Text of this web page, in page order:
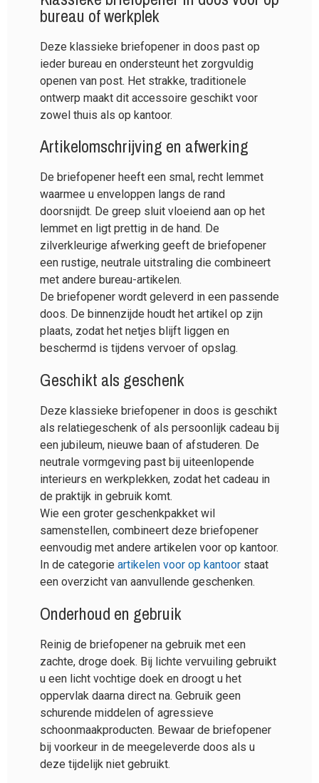
bureau of werkplek
Deze klassieke briefopener in doos past op
ieder bureau en ondersteunt het zorgvuldig
openen van post. Het strakke, traditionele
ontwerp maakt dit accessoire geschikt voor
zowel thuis als op kantoor.
Artikelomschrijving en afwerking
De briefopener heeft een smal, recht lemmet
waarmee u enveloppen langs de rand
doorsnijdt. De greep sluit vloeiend aan op het
lemmet en ligt prettig in de hand. De
zilverkleurige afwerking geeft de briefopener
een rustige, neutrale uitstraling die combineert
met andere bureau-artikelen.
De briefopener wordt geleverd in een passende
doos. De binnenzijde houdt het artikel op zijn
plaats, zodat het netjes blijft liggen en
beschermd is tijdens vervoer of opslag.
Geschikt als geschenk
Deze klassieke briefopener in doos is geschikt
als relatiegeschenk of als persoonlijk cadeau bij
een jubileum, nieuwe baan of afstuderen. De
neutrale vormgeving past bij uiteenlopende
interieurs en werkplekken, zodat het cadeau in
de praktijk in gebruik komt.
Wie een groter geschenkpakket wil
samenstellen, combineert deze briefopener
eenvoudig met andere artikelen voor op kantoor.
In de categorie artikelen voor op kantoor staat
een overzicht van aanvullende geschenken.
Onderhoud en gebruik
Reinig de briefopener na gebruik met een
zachte, droge doek. Bij lichte vervuiling gebruikt
u een licht vochtige doek en droogt u het
oppervlak daarna direct na. Gebruik geen
schurende middelen of agressieve
schoonmaakproducten. Bewaar de briefopener
bij voorkeur in de meegeleverde doos als u
deze tijdelijk niet gebruikt.